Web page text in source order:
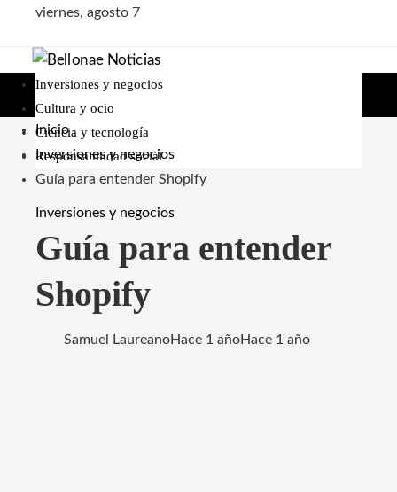
viernes, agosto 7
Inversiones y negocios
Cultura y ocio
Ciencia y tecnología
Responsabilidad social
Inicio
Inversiones y negocios
Guía para entender Shopify
Inversiones y negocios
Guía para entender
Shopify
Samuel LaureanoHace 1 añoHace 1 año